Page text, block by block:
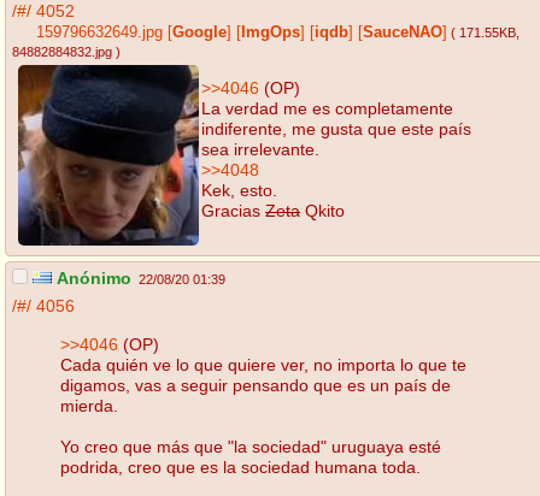
/#/ 4052
159796632649.jpg Google ImgOps iqdb SauceNAO ( 171.55KB
84882884832.jpg )
>>4046 (OP)
La verdad me es completamente
indiferente, me gusta que este país
sea irrelevante.
>>4048
Kek, esto.
Gracias Zeta Qkito
Anónimo 22/08/20 01:39
/#/ 4056
>>4046 (OP)
Cada quién ve lo que quiere ver, no importa lo que te
digamos, vas a seguir pensando que es un país de
mierda.
Yo creo que más que "la sociedad" uruguaya esté
podrida, creo que es la sociedad humana toda.